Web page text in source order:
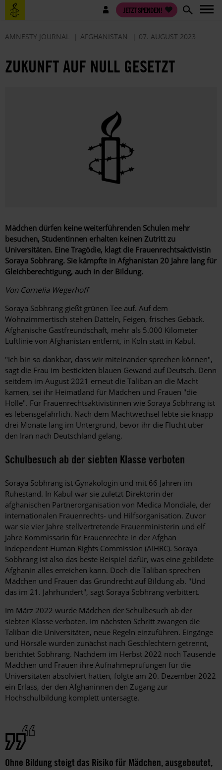
Direkt
zum
Benutzermenü JETZT SPENDEN!
AMNESTY JOURNAL AFGHANISTAN 07. AUGUST 2023
ZUKUNFT AUF NULL GESETZT
Mädchen dürfen keine weiterführenden Schulen mehr
besuchen, Studentinnen erhalten keinen Zutritt zu
Universitäten. Eine Tragödie, klagt die Frauenrechtsaktivistin
Soraya Sobhrang. Sie kämpfte in Afghanistan 20 Jahre lang für
Gleichberechtigung, auch in der Bildung.
Von Cornelia Wegerhoff
Soraya Sobhrang gießt grünen Tee auf. Auf dem
Wohnzimmertisch stehen Datteln, Feigen, frisches Gebäck.
Afghanische Gastfreundschaft, mehr als 5.000 Kilometer
Luftlinie von Afghanistan entfernt, in Köln statt in Kabul.
"Ich bin so dankbar, dass wir miteinander sprechen können",
sagt die Frau im bestickten blauen Gewand auf Deutsch. Denn
seitdem im August 2021 erneut die Taliban an die Macht
kamen, sei ihr Heimatland für Mädchen und Frauen "die
Hölle". Für Frauenrechtsaktivistinnen wie Soraya Sobhrang ist
es lebensgefährlich. Nach dem Machtwechsel lebte sie knapp
drei Monate lang im Untergrund, bevor ihr die Flucht über
den Iran nach Deutschland gelang.
Schulbesuch ab der siebten Klasse verboten
Soraya Sobhrang ist Gynäkologin und mit 66 Jahren im
Ruhestand. In Kabul war sie zuletzt Direktorin der
afghanischen Partnerorganisation von Medica Mondiale, der
internationalen Frauenrechts- und Hilfsorganisation. Zuvor
war sie vier Jahre stellvertretende Frauenministerin und elf
Jahre Kommissarin für Frauenrechte in der Afghan
Independent Human Rights Commission (AIHRC). Soraya
Sobhrang ist also das beste Beispiel dafür, was eine gebildete
Afghanin alles erreichen kann. Doch die Taliban sprechen
Mädchen und Frauen das Grundrecht auf Bildung ab. "Und
das im 21. Jahrhundert", sagt Soraya Sobhrang verbittert.
Im März 2022 wurde Mädchen der Schulbesuch ab der
siebten Klasse verboten. Im nächsten Schritt zwangen die
Taliban die Universitäten, neue Regeln einzuführen. Eingänge
und Hörsäle wurden zunächst nach Geschlechtern getrennt,
berichtet Sobhrang. Nachdem im Herbst 2022 noch Tausende
Mädchen und Frauen ihre Aufnahmeprüfungen für die
Universitäten absolviert hatten, folgte am 20. Dezember 2022
ein Erlass, der den Afghaninnen den Zugang zur
Hochschulbildung komplett untersagte.
Ohne Bildung steigt das Risiko für Mädchen, ausgebeutet,